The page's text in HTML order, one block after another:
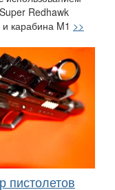
Redhawk
карабина M1 >>
пистолетов